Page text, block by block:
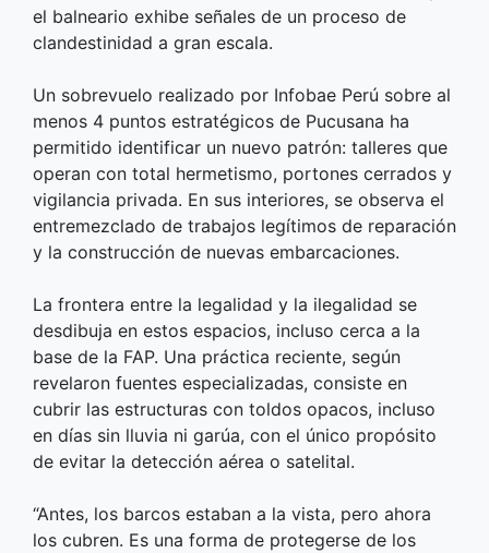
el balneario exhibe señales de un proceso de
clandestinidad a gran escala.
Un sobrevuelo realizado por Infobae Perú sobre al
menos 4 puntos estratégicos de Pucusana ha
permitido identificar un nuevo patrón: talleres que
operan con total hermetismo, portones cerrados y
vigilancia privada. En sus interiores, se observa el
entremezclado de trabajos legítimos de reparación
y la construcción de nuevas embarcaciones.
La frontera entre la legalidad y la ilegalidad se
desdibuja en estos espacios, incluso cerca a la
base de la FAP. Una práctica reciente, según
revelaron fuentes especializadas, consiste en
cubrir las estructuras con toldos opacos, incluso
en días sin lluvia ni garúa, con el único propósito
de evitar la detección aérea o satelital.
“Antes, los barcos estaban a la vista, pero ahora
los cubren. Es una forma de protegerse de los